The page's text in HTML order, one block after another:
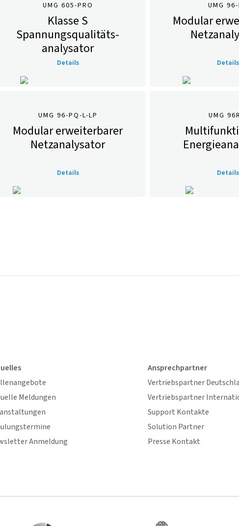
UMG 605-PRO
Klasse S
Spannungsqualitäts­
analysator
Details
UMG 96-
Modular
Details
UMG 96-PQ-L-LP
Modular erweiterbarer
Netzanalysator
Details
UMG
Details
Meldungen
Anmeldung
Ansprechpartner
Vertriebspartner
Vertriebspartner
Support Kontakte
Solution Partner
Presse Kontakt